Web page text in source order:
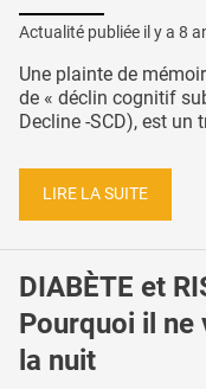
Actualité publiée il y a 8
Une plainte de
de « déclin cognitif
Decline -SCD), est un
LIRE LA SUITE
DIABÈTE et
Pourquoi il ne
la nuit